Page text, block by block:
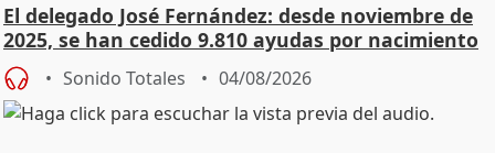
El delegado José Fernández: desde noviembre de
2025, se han cedido 9.810 ayudas por nacimiento
Sonido Totales 04/08/2026